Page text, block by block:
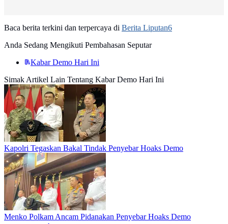
Baca berita terkini dan terpercaya di Berita Liputan6
Anda Sedang Mengikuti Pembahasan Seputar
Kabar Demo Hari Ini
Simak Artikel Lain Tentang Kabar Demo Hari Ini
Kapolri Tegaskan Bakal Tindak Penyebar Hoaks Demo
Menko Polkam Ancam Pidanakan Penyebar Hoaks Demo